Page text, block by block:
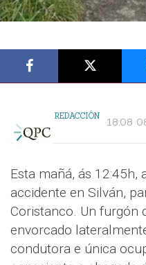
REDACCIÓN 18:08
Esta mañá, ás 12:45h,
accidente en Silván,
Coristanco. Un furgón
envorcado
condutora e única